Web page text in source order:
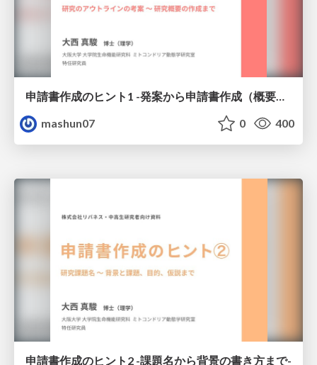
申請書作成のヒント1 -発案から申請書作成（概要）の書き方まで-
mashun07
0 400
申請書作成のヒント2 -課題名から背景の書き方まで-